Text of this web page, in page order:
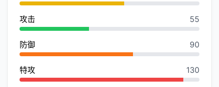
攻击 55
防御 90
特攻 130